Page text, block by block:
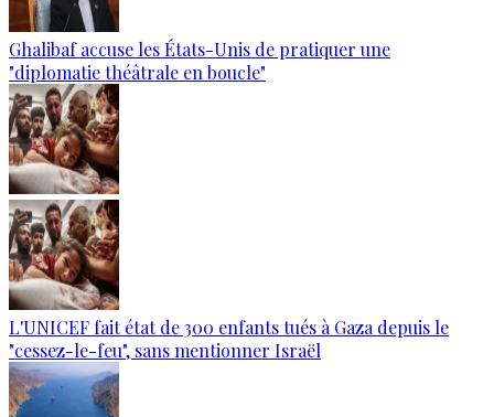
Ghalibaf accuse les États-Unis de pratiquer une
"diplomatie théâtrale en boucle"
L'UNICEF fait état de 300 enfants tués à Gaza depuis le
"cessez-le-feu", sans mentionner Israël